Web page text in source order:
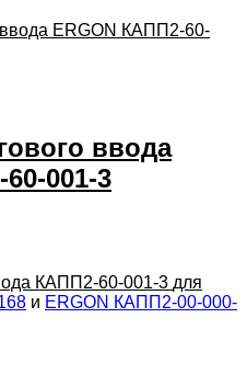
ввода
001-3
КАПП2-60-001-3 для
и ERGON КАПП2-00-000-